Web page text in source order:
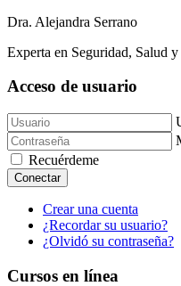
Dra. Alejandra Serrano
Experta en Seguridad, Salud
Acceso de usuario
Recuérdeme
Conectar
Crear una cuenta
¿Recordar su usuario?
¿Olvidó su contraseña?
Cursos en línea